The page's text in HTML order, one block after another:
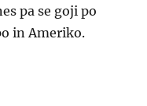
pa se goji po
in Ameriko.